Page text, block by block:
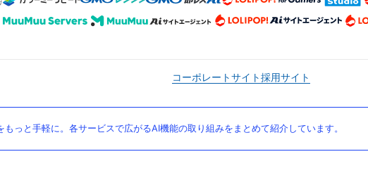
コーポレートサイト採用サイト
っと手軽に。各サービスで広がるAI機能の取り組みをまとめて紹介しています。